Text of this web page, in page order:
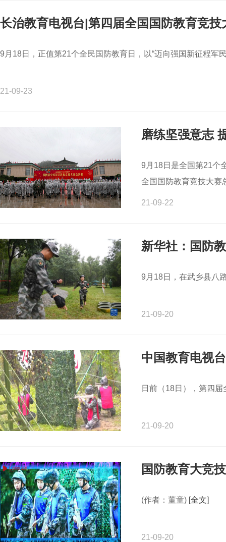
长治教育电视台|第四届全国国防教育竞
9月18日，正值第21个全民国防教育日，以“迈向强国新征程
21-09-23
磨练坚强意志
9月18日是全国第21个
全国国防教育竞技大赛
21-09-22
新华社：国防
9月18日，在武乡县八
21-09-20
中国教育电视
日前（18日），第四
21-09-20
国防教育大竞
(作者：董童) [全文]
21-09-20